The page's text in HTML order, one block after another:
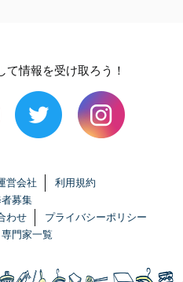
て情報を受け取ろう！
営会社
利用規約
募集
わせ
プライバシーポリシー
門家一覧